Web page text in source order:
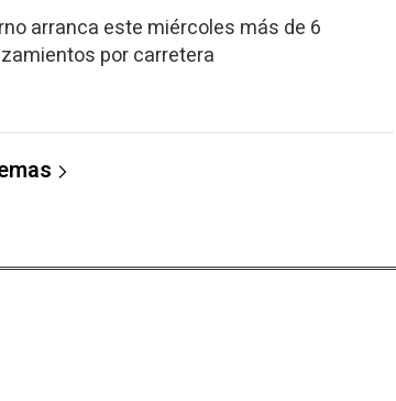
arranca este miércoles más de 6
por carretera